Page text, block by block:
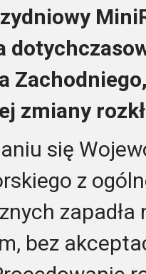
zmiany
się
z
zapadła
bez